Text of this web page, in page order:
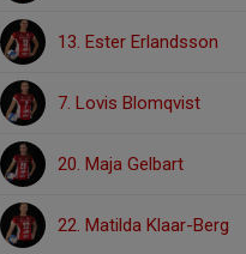
13. Ester Erlandsson
7. Lovis Blomqvist
20. Maja Gelbart
22. Matilda Klaar-Berg